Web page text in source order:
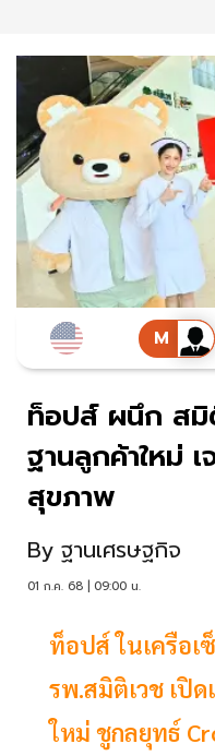
ท็อปส์ ผนึก สมิ
ฐานลูกค้าใหม่
สุขภาพ
By ฐานเศรษฐกิจ
01 ก.ค. 68 | 09:00 น.
ท็อปส์ ในเครือเ
รพ.สมิติเวช เปิ
ใหม่ ชูกลยุทธ์